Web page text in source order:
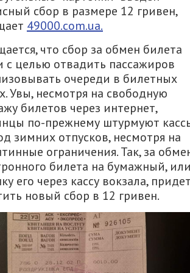
сбор в размере 12 гривен,
49000.com.ua.
что сбор за обмен билета
с целью отвадить пассажиров
очереди в билетных
Увы, несмотря на свободную
билетов через интернет,
по-прежнему штурмуют
зимних отпусков, несмотря на
ограничения. Так, за
билета на бумажный, или
его через кассу вокзала,
новый сбор в 12 гривен.